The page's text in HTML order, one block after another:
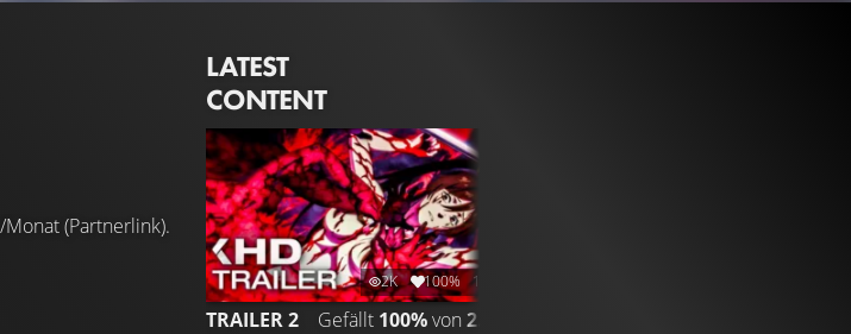
(Partnerlink).
LATEST
CONTENT
2K 100% 1:35
TRAILER 2 Gefällt 100%von 2.027